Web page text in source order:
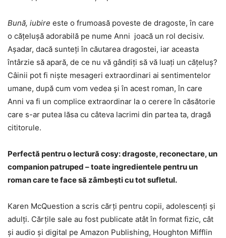
Bună, iubire este o frumoasă poveste de dragoste, în care
o cățelușă adorabilă pe nume Anni joacă un rol decisiv.
Așadar, dacă sunteți în căutarea dragostei, iar aceasta
întârzie să apară, de ce nu vă gândiți să vă luați un cățeluș?
Câinii pot fi niște mesageri extraordinari ai sentimentelor
umane, după cum vom vedea și în acest roman, în care
Anni va fi un complice extraordinar la o cerere în căsătorie
care s-ar putea lăsa cu câteva lacrimi din partea ta, dragă
cititorule.
Perfectă pentru o lectură cosy: dragoste, reconectare, un
companion patruped – toate ingredientele pentru un
roman care te face să zâmbești cu tot sufletul.
Karen McQuestion a scris cărți pentru copii, adolescenți și
adulți. Cărțile sale au fost publicate atât în format fizic, cât
și audio și digital pe Amazon Publishing, Houghton Mifflin